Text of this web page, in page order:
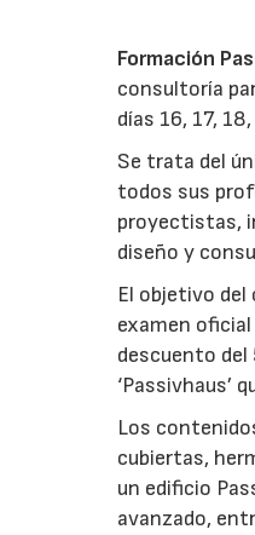
Formación
consultoría
días 16, 17,
Se trata del
todos sus
proyectistas,
diseño y
El objetivo del
examen
descuento
‘Passivhaus’
Los
cubiertas,
un edificio
avanzado,